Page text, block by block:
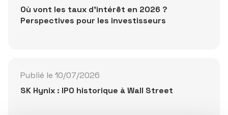
Où vont les taux d'intérêt en 2026 ?
Perspectives pour les investisseurs
Publié le 10/07/2026
SK Hynix : IPO historique à Wall Street